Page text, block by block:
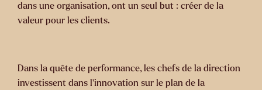
dans une organisation, ont un seul but : créer de la
valeur pour les clients.
Dans la quête de performance, les chefs de la direction
investissent dans l’innovation sur le plan de la